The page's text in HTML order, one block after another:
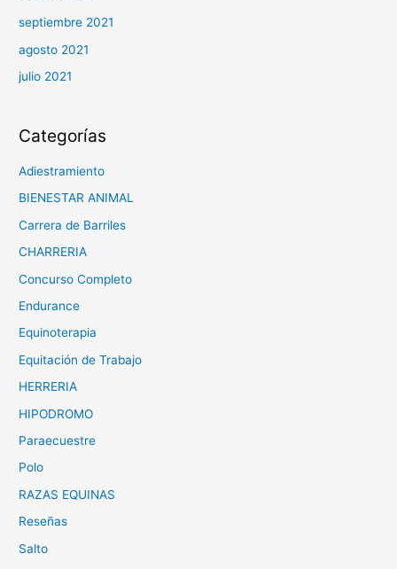
septiembre 2021
agosto 2021
julio 2021
Categorías
Adiestramiento
BIENESTAR ANIMAL
Carrera de Barriles
CHARRERIA
Concurso Completo
Endurance
Equinoterapia
Equitación de Trabajo
HERRERIA
HIPODROMO
Paraecuestre
Polo
RAZAS EQUINAS
Reseñas
Salto